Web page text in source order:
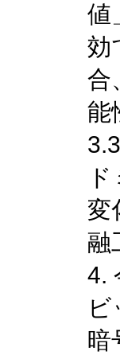
値
効
合
能
変
融
4.
暗